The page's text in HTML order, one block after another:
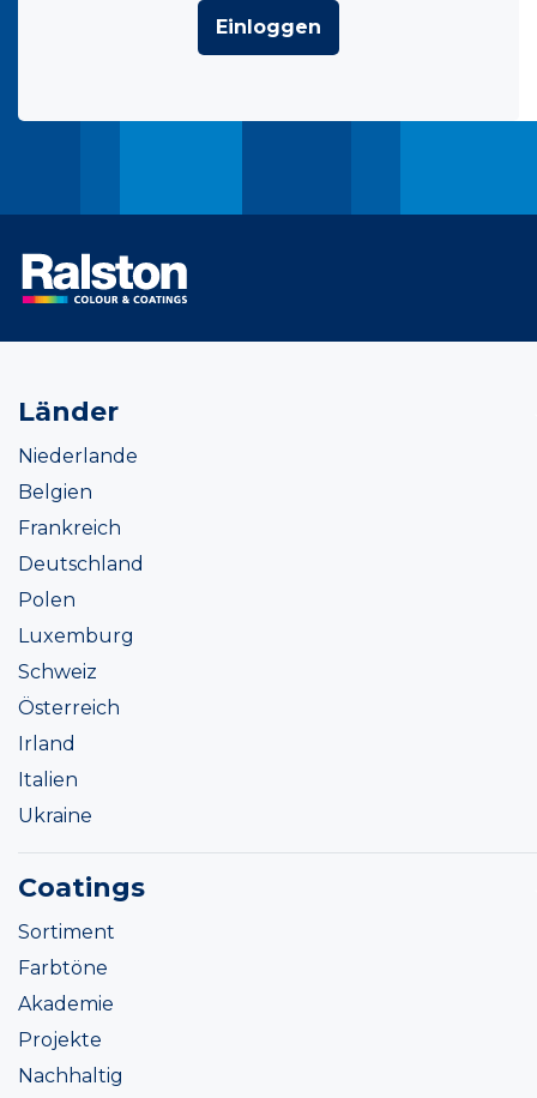
Einloggen
Länder
Niederlande
Belgien
Frankreich
Deutschland
Polen
Luxemburg
Schweiz
Österreich
Irland
Italien
Ukraine
Coatings
Sortiment
Farbtöne
Akademie
Projekte
Nachhaltig